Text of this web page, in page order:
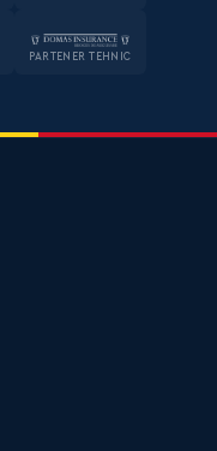
PARTENER TEHNIC